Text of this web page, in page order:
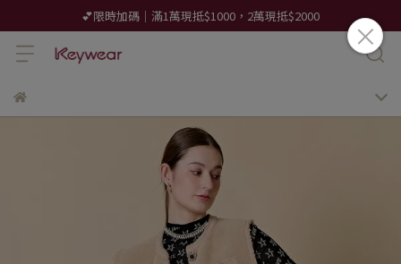
💕限時加碼｜滿1萬現抵$1000，2萬現抵$2000